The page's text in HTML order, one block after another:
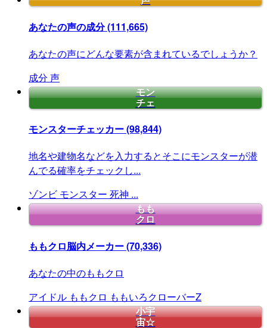
あなたの声の成分(111,665)
あなたの声にどんな要素が含まれているでしょうか？
成分 声
モン
チェ
モンスターチェッカー(98,844)
地名や建物名などを入力するとそこにモンスターが潜
んでる確率をチェックし...
ゾンビ モンスター 死神 ...
もも
クロ
ももクロ脳内メーカー(70,336)
あなたの中のももクロ
アイドル ももクロ ももいろクローバーZ
小宇
宙☆